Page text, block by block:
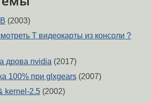
(2003)
T видеокарты из консоли ?
дрова nvidia (2017)
100% при glxgears (2007)
kernel-2.5 (2002)